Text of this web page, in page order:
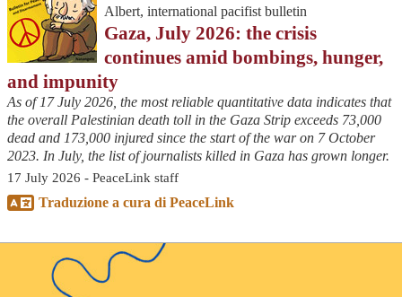
Albert, international pacifist bulletin
Gaza, July 2026: the crisis
continues amid bombings, hunger,
and impunity
As of 17 July 2026, the most reliable quantitative data indicates that
the overall Palestinian death toll in the Gaza Strip exceeds 73,000
dead and 173,000 injured since the start of the war on 7 October
2023. In July, the list of journalists killed in Gaza has grown longer.
17 July 2026 - PeaceLink staff
Traduzione a cura di PeaceLink